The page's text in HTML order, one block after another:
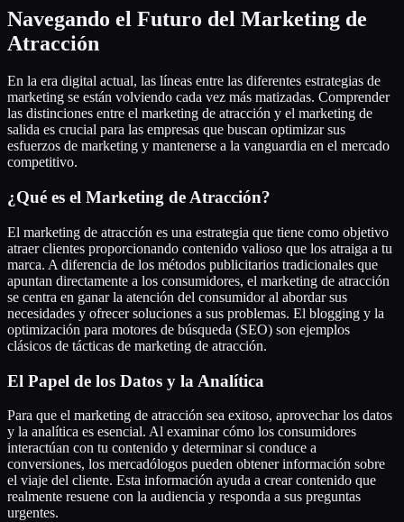
Navegando el Futuro del Marketing de
Atracción
En la era digital actual, las líneas entre las diferentes estrategias de
marketing se están volviendo cada vez más matizadas. Comprender
las distinciones entre el marketing de atracción y el marketing de
salida es crucial para las empresas que buscan optimizar sus
esfuerzos de marketing y mantenerse a la vanguardia en el mercado
competitivo.
¿Qué es el Marketing de Atracción?
El marketing de atracción es una estrategia que tiene como objetivo
atraer clientes proporcionando contenido valioso que los atraiga a tu
marca. A diferencia de los métodos publicitarios tradicionales que
apuntan directamente a los consumidores, el marketing de atracción
se centra en ganar la atención del consumidor al abordar sus
necesidades y ofrecer soluciones a sus problemas. El blogging y la
optimización para motores de búsqueda (SEO) son ejemplos
clásicos de tácticas de marketing de atracción.
El Papel de los Datos y la Analítica
Para que el marketing de atracción sea exitoso, aprovechar los datos
y la analítica es esencial. Al examinar cómo los consumidores
interactúan con tu contenido y determinar si conduce a
conversiones, los mercadólogos pueden obtener información sobre
el viaje del cliente. Esta información ayuda a crear contenido que
realmente resuene con la audiencia y responda a sus preguntas
urgentes.